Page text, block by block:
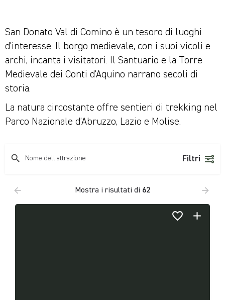
San Donato Val di Comino è un tesoro di luoghi
d’interesse. Il borgo medievale, con i suoi vicoli e
archi, incanta i visitatori. Il Santuario e la Torre
Medievale dei Conti d’Aquino narrano secoli di
storia.
La natura circostante offre sentieri di trekking nel
Parco Nazionale d’Abruzzo, Lazio e Molise.
Filtri
Mostra i risultati di 62